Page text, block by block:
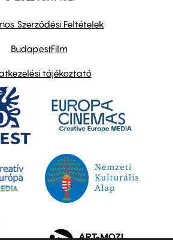
Szerződési Feltételek
BudapestFilm
tájékoztató